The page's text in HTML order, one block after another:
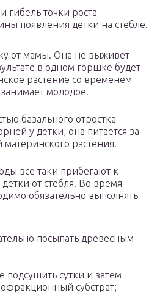
гибель точки роста –
появления детки на стебле.
от мамы. Она не выживет
в одном горшке будет
растение со временем
молодое.
базального отростка
у детки, она питается за
материнского растения.
все таки прибегают к
от стебля. Во время
обязательно выполнять
посыпать древесным
подсушить сутки и затем
субстрат;